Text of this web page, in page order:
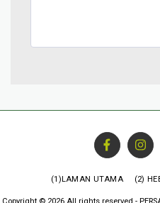
(1)LAMAN UTAMA (2)